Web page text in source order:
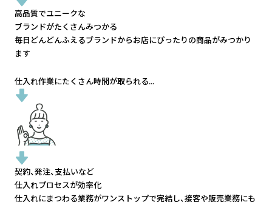
高品質でユニークな
ブランドがたくさんみつかる
毎日どんどんふえるブランドからお店にぴったりの商品がみつかり
ます
仕入れ作業にたくさん時間が取られる...
契約、発注、支払いなど
仕入れプロセスが効率化
仕入れにまつわる業務がワンストップで完結し、接客や販売業務にも